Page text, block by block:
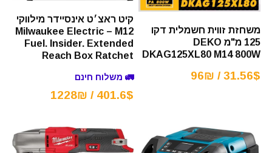
משחזת זווית חשמלית דקו
125 מ"מ DEKO
DKAG125XL80 M14 800W
31.56$ / 96₪
קיט ראצ׳ט אינסיידר מילווקי
Milwaukee Electric – M12
Fuel. Insider. Extended
Reach Box Ratchet
🚛 משלוח חינם
401.6$ / 1228₪